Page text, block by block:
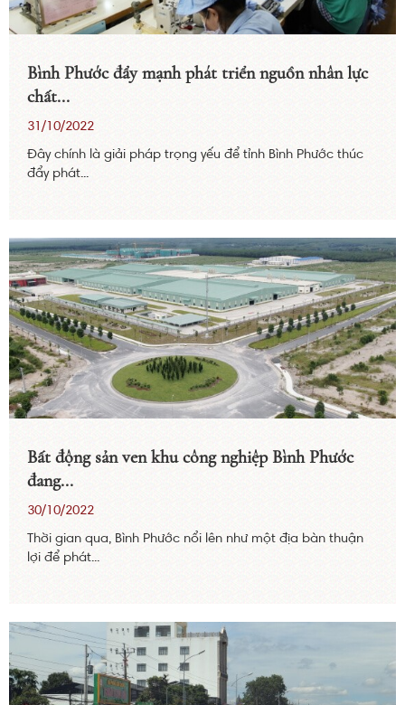
Bình Phước đẩy mạnh phát triển nguồn nhân lực
chất...
31/10/2022
Đây chính là giải pháp trọng yếu để tỉnh Bình Phước thúc
đẩy phát...
Bất động sản ven khu công nghiệp Bình Phước
đang...
30/10/2022
Thời gian qua, Bình Phước nổi lên như một địa bàn thuận
lợi để phát...